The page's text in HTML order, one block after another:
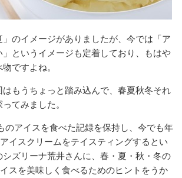
のイメージがありましたが、今では「ア
というイメージも定着しており、もはや
ですよね。
もうちょっと踏み込んで、春夏秋冬それ
てみました。
のアイスを食べた記録を保持し、今でも年
イスクリームをテイスティングするとい
シズリーナ荒井さんに、春・夏・秋・冬の
スを美味しく食べるためのヒントをうか